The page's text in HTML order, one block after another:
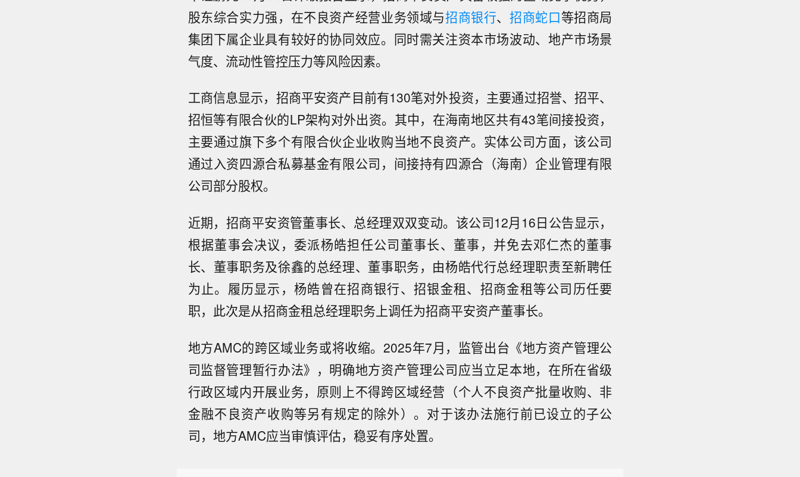
股东综合实力强，在不良资产经营业务领域与招商银行、招商蛇口等招商局
集团下属企业具有较好的协同效应。同时需关注资本市场波动、地产市场景
气度、流动性管控压力等风险因素。
工商信息显示，招商平安资产目前有130笔对外投资，主要通过招誉、招平、
招恒等有限合伙的LP架构对外出资。其中，在海南地区共有43笔间接投资，
主要通过旗下多个有限合伙企业收购当地不良资产。实体公司方面，该公司
通过入资四源合私募基金有限公司，间接持有四源合（海南）企业管理有限
公司部分股权。
近期，招商平安资管董事长、总经理双双变动。该公司12月16日公告显示，
根据董事会决议，委派杨皓担任公司董事长、董事，并免去邓仁杰的董事
长、董事职务及徐鑫的总经理、董事职务，由杨皓代行总经理职责至新聘任
为止。履历显示，杨皓曾在招商银行、招银金租、招商金租等公司历任要
职，此次是从招商金租总经理职务上调任为招商平安资产董事长。
地方AMC的跨区域业务或将收缩。2025年7月，监管出台《地方资产管理公
司监督管理暂行办法》，明确地方资产管理公司应当立足本地，在所在省级
行政区域内开展业务，原则上不得跨区域经营（个人不良资产批量收购、非
金融不良资产收购等另有规定的除外）。对于该办法施行前已设立的子公
司，地方AMC应当审慎评估，稳妥有序处置。